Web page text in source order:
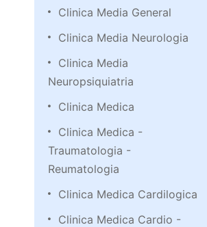
Clinica Media General
Clinica Media Neurologia
Clinica Media
Neuropsiquiatria
Clinica Medica
Clinica Medica -
Traumatologia -
Reumatologia
Clinica Medica Cardilogica
Clinica Medica Cardio -